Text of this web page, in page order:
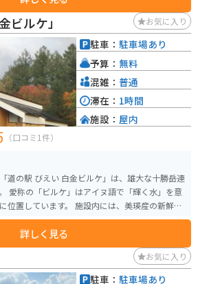
は専用の駐車場がなく、路上駐車となるため、
う注意が必要です。また、木の周囲は私有地で
るため、立ち入りは禁止されています。見学の
ら景観を楽しむことが大切です。
ビルケ」 お気に入り
（口コミ1件）
道の駅 びえい 白金ビルケ」は、雄大な十勝岳連
施設内には、美瑛産の新鮮な
リームなどが味わえるレストランや売店があ
た、美瑛町の観光情報コーナ
きます。 雄大な自然を満喫できる
だけでなく、観光拠点としても最適です。 バ
停めやすいので安心です。 十勝岳連峰の
詳しく見る
駐車： 駐車場あり
予算： 無料
混雑： 普通
滞在： 1時間
施設： 屋内
お気に入り
駐車： 駐車場あり